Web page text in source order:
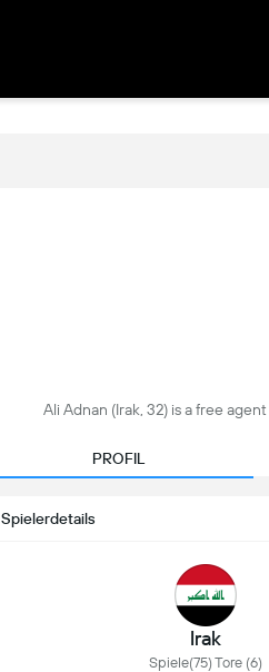
Ali Adnan (Irak, 32) is a free
PROFIL
Spielerdetails
Irak
Spiele(75) Tore (6)